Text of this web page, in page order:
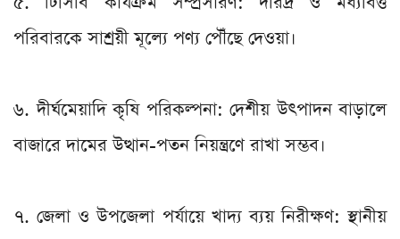
পরিবারকে সাশ্রয়ী মূল্যে পণ্য পৌঁছে দেওয়া।
৬. দীর্ঘমেয়াদি কৃষি পরিকল্পনা: দেশীয় উৎপাদন বাড়ালে
বাজারে দামের উত্থান-পতন নিয়ন্ত্রণে রাখা সম্ভব।
৭. জেলা ও উপজেলা পর্যায়ে খাদ্য ব্যয় নিরীক্ষণ: স্থানীয়